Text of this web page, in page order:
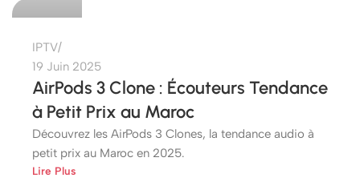
IPTV
19 Juin 2025
AirPods 3 Clone : Écouteurs Tendance
à Petit Prix au Maroc
Découvrez les AirPods 3 Clones, la tendance audio à
petit prix au Maroc en 2025.
Lire Plus
etshop